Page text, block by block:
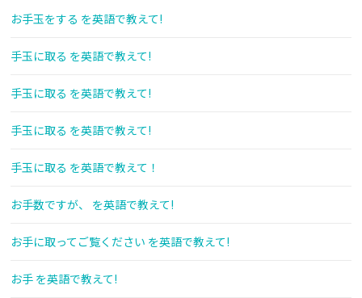
お手玉をする を英語で教えて!
手玉に取る を英語で教えて!
手玉に取る を英語で教えて!
手玉に取る を英語で教えて!
手玉に取る を英語で教えて！
お手数ですが、 を英語で教えて!
お手に取ってご覧ください を英語で教えて!
お手 を英語で教えて!